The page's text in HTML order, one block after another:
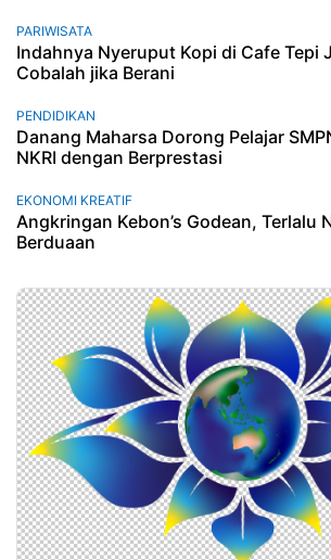
PARIWISATA
Indahnya Nyeruput Kopi di Cafe Tepi
Cobalah jika Berani
PENDIDIKAN
Danang Maharsa Dorong Pelajar
NKRI dengan Berprestasi
EKONOMI KREATIF
Angkringan Kebon’s Godean, Terlalu
Berduaan